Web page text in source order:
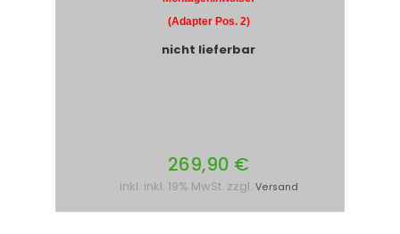
(Adapter Pos. 2)
nicht lieferbar
269,90 €
inkl. inkl. 19% MwSt. zzgl. Versand